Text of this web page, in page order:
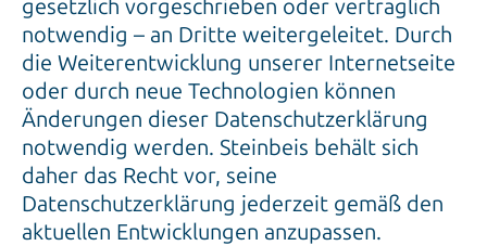
gesetzlich vorgeschrieben oder vertraglich
notwendig – an Dritte weitergeleitet. Durch
die Weiterentwicklung unserer Internetseite
oder durch neue Technologien können
Änderungen dieser Datenschutzerklärung
notwendig werden. Steinbeis behält sich
daher das Recht vor, seine
Datenschutzerklärung jederzeit gemäß den
aktuellen Entwicklungen anzupassen.